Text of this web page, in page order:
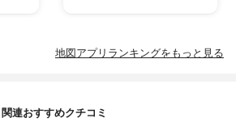
地図アプリランキングをもっと見る
関連おすすめクチコミ